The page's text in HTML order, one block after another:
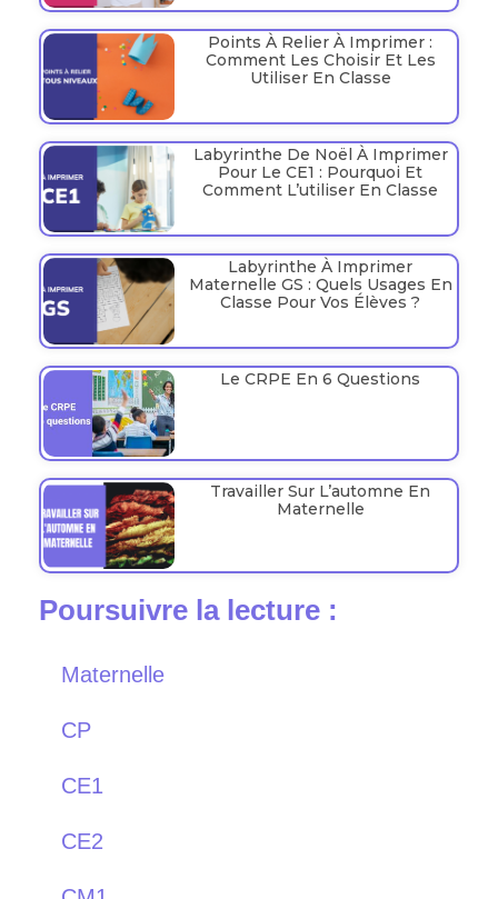
Points À Relier À Imprimer :
Comment Les Choisir Et Les
Utiliser En Classe
Labyrinthe De Noël À Imprimer
Pour Le CE1 : Pourquoi Et
Comment L’utiliser En Classe
Labyrinthe À Imprimer
Maternelle GS : Quels Usages En
Classe Pour Vos Élèves ?
Le CRPE En 6 Questions
Travailler Sur L’automne En
Maternelle
Poursuivre la lecture :
Maternelle
CP
CE1
CE2